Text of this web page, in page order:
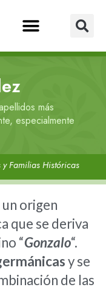
más
especialmente
y Familias Históricas
origen
que se deriva
“Gonzalo“.
y se
de las